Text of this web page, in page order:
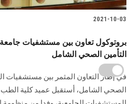
2021-10-03
بروتوكول تعاون بين مستشفيات
التأمين الصحي الشامل
في إطار التعاون المثمر بين مستشفيات
الصحي الشامل، أستقبل عميد كلية